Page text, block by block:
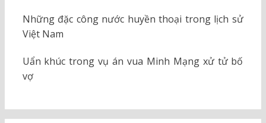
Những đặc công nước huyền thoại trong lịch sử
Việt Nam
Uẩn khúc trong vụ án vua Minh Mạng xử tử bố
vợ